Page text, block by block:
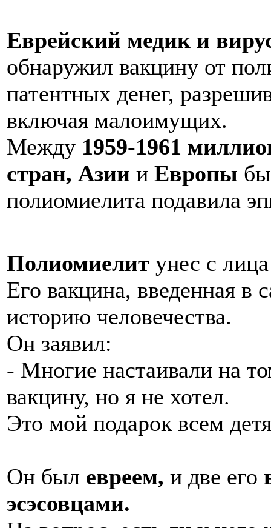
Еврейский медик и
обнаружил вакцину от
патентных денег,
включая малоимущих.
Между 1959-1961
стран, Азии и Европы
полиомиелита подавила
Полиомиелит унес с
Его вакцина, введенная в
историю человечества.
Он заявил:
- Многие настаивали на
вакцину, но я не хотел.
Это мой подарок всем
Он был евреем, и две его
эсэсовцами.